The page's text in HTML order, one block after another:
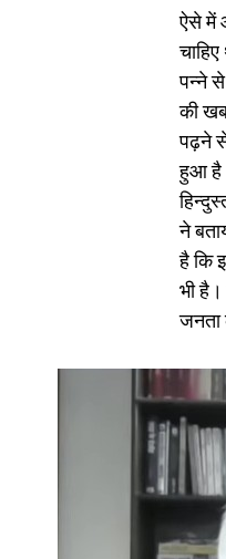
ऐसे में
पन्ने
की
पढ़ने
हुआ
ने
है कि
भी
जनता